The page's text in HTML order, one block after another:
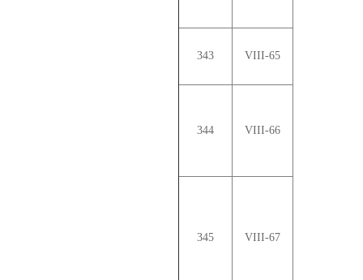
343 VIII-65
344 VIII-66
345 VIII-67